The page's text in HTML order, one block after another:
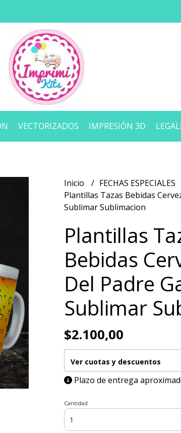
VECTORIZADOS IMPRESIÓN 3D
Inicio FECHAS ESPECIALES
Plantillas Tazas Bebidas
Sublimar Sublimacion
Plantillas
Bebidas
Del Padre
Sublimar
$2.100,00
Ver cuotas y descuentos
Plazo de entrega
Cantidad